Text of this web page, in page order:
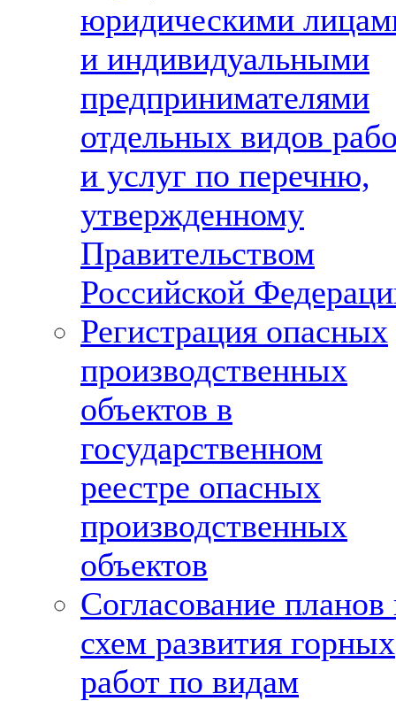
юридическими
и индивидуальными
предпринимателями
отдельных видов
и услуг по перечню,
утвержденному
Правительством
Российской
Регистрация опасных
производственных
объектов в
государственном
реестре опасных
производственных
объектов
Согласование планов
схем развития горных
работ по видам